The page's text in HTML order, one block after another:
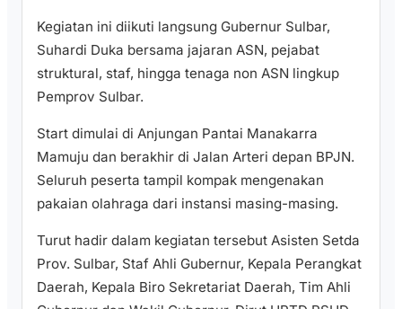
Kegiatan ini diikuti langsung Gubernur Sulbar,
Suhardi Duka bersama jajaran ASN, pejabat
struktural, staf, hingga tenaga non ASN lingkup
Pemprov Sulbar.
Start dimulai di Anjungan Pantai Manakarra
Mamuju dan berakhir di Jalan Arteri depan BPJN.
Seluruh peserta tampil kompak mengenakan
pakaian olahraga dari instansi masing-masing.
Turut hadir dalam kegiatan tersebut Asisten Setda
Prov. Sulbar, Staf Ahli Gubernur, Kepala Perangkat
Daerah, Kepala Biro Sekretariat Daerah, Tim Ahli